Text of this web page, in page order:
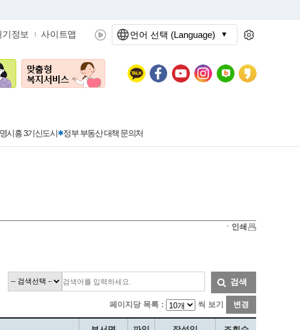
기정보 사이트맵
시흥 3기신도시 정부 부동산 대책 문의처
정보공개현황
통계
사회조사
정부24
청탁금지법 온라인 콜센터
365민원실 운영현황
시민옴부즈만 제도 소개
민원서식
학금
문화관광
착한가격지정업소
ㆍ인쇄
검색
페이지당 목록 : 씩 보기 변경
언어 선택 (Language)